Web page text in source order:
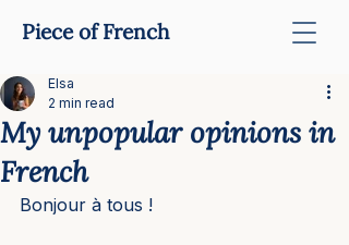
Piece of French
My unpopular opinions in
French
Elsa
2 min read
Bonjour à tous !